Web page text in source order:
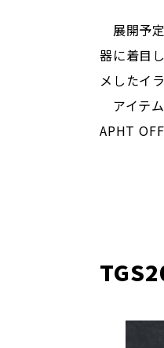
展開予
器に着目
メしたイ
アイテ
APHT